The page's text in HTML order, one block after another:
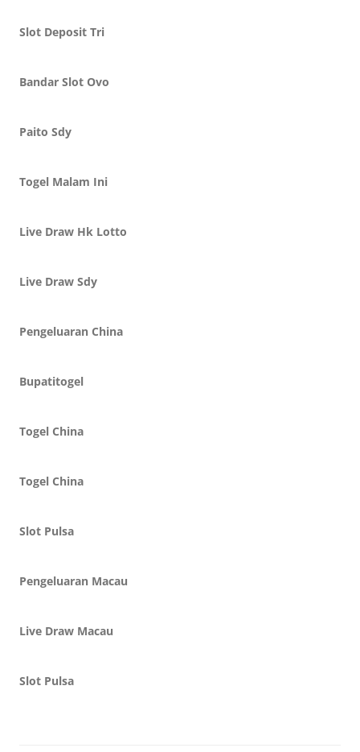
Slot Deposit Tri
Bandar Slot Ovo
Paito Sdy
Togel Malam Ini
Live Draw Hk Lotto
Live Draw Sdy
Pengeluaran China
Bupatitogel
Togel China
Togel China
Slot Pulsa
Pengeluaran Macau
Live Draw Macau
Slot Pulsa